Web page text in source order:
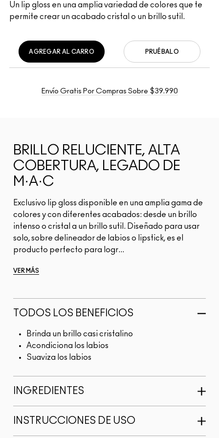
Un lip gloss en una amplia variedad de colores que te
permite crear un acabado cristal o un brillo sutil.
PRUÉBALO
AGREGAR AL CARRO
Envío Gratis Por Compras Sobre $39.990
BRILLO RELUCIENTE, ALTA
COBERTURA, LEGADO DE
M·A·C
Exclusivo lip gloss disponible en una amplia gama de
colores y con diferentes acabados: desde un brillo
intenso o cristal a un brillo sutil. Diseñado para usar
solo, sobre delineador de labios o lipstick, es el
producto perfecto para logr...
VER MÁS
TODOS LOS BENEFICIOS
Brinda un brillo casi cristalino
Acondiciona los labios
Suaviza los labios
INGREDIENTES
INSTRUCCIONES DE USO